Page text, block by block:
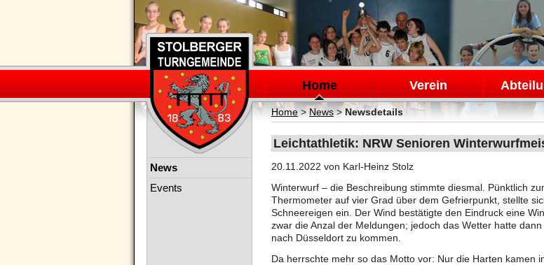
Navigation
überspringen
Home Verein
Home> News>Newsdetails
Leichtathletik: NRW Senioren
20.11.2022 von Karl-Heinz Stolz
Winterwurf – die Beschreibung stimmte diesmal. Pünktlich
Thermometer auf vier Grad über dem Gefrierpunkt, stellte
Schneereigen ein. Der Wind bestätigte den Eindruck eine
zwar die Anzal der Meldungen; jedoch das Wetter hatte
nach Düsseldort zu kommen.
Da herrschte mehr so das Motto vor: Nur die Harten kamen
Navigation
News
Events